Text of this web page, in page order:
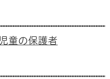
童の保護者